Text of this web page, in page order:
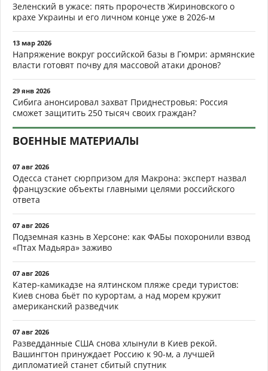
Зеленский в ужасе: пять пророчеств Жириновского о
крахе Украины и его личном конце уже в 2026-м
13 мар 2026
Напряжение вокруг российской базы в Гюмри: армянские
власти готовят почву для массовой атаки дронов?
29 янв 2026
Сибига анонсировал захват Приднестровья: Россия
сможет защитить 250 тысяч своих граждан?
ВОЕННЫЕ МАТЕРИАЛЫ
07 авг 2026
Одесса станет сюрпризом для Макрона: эксперт назвал
французские объекты главными целями российского
ответа
07 авг 2026
Подземная казнь в Херсоне: как ФАБы похоронили взвод
«Птах Мадьяра» заживо
07 авг 2026
Катер-камикадзе на ялтинском пляже среди туристов:
Киев снова бьёт по курортам, а над морем кружит
американский разведчик
07 авг 2026
Разведданные США снова хлынули в Киев рекой.
Вашингтон принуждает Россию к 90-м, а лучшей
дипломатией станет сбитый спутник